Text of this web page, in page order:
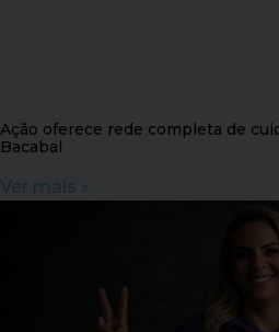
Ação oferece rede completa de
Bacabal
Ver mais »